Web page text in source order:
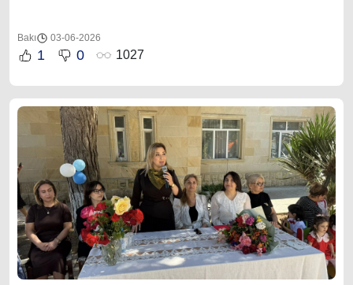
Bakı 03-06-2026
1 0 1027